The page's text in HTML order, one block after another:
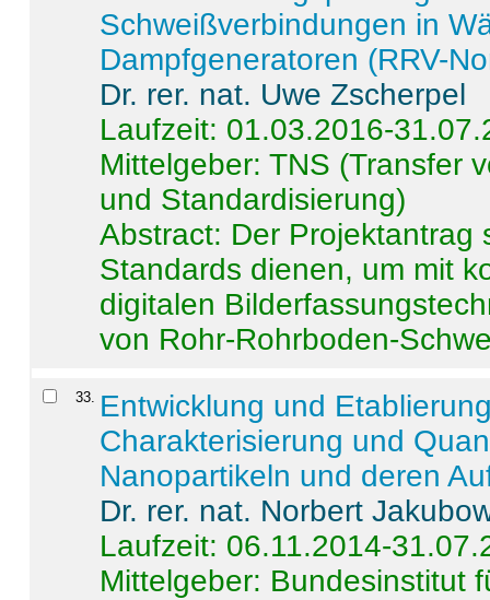
Schweißverbindungen in
Dampfgeneratoren (RRV-
Dr. rer. nat. Uwe Zscherpel
Laufzeit: 01.03.2016-
Mittelgeber: TNS (Transfer
und Standardisierung)
Abstract: Der Projektantrag
Standards dienen, um mit
digitalen
von Rohr-Rohrboden-
33. Entwicklung und
Charakterisierung und
Nanopartikeln und deren
Dr. rer. nat. Norbert
Laufzeit: 06.11.2014-
Mittelgeber: Bundesinstitut